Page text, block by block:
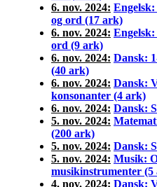
6. nov. 2024: Engelsk:
og ord (17 ark)
6. nov. 2024:
ord (9 ark)
6. nov. 2024: Dansk:
(40 ark)
6. nov. 2024: Dansk:
konsonanter (4 ark)
6. nov. 2024: Dansk:
5. nov. 2024:
(200 ark)
5. nov. 2024: Dansk:
5. nov. 2024: Musik:
musikinstrumenter (5
4. nov. 2024: Dansk: